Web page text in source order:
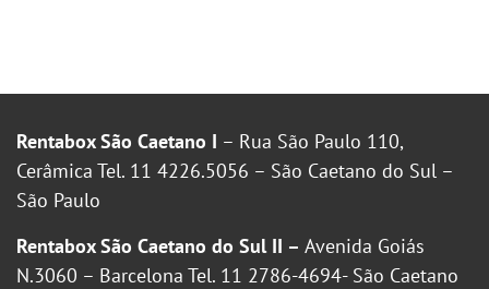
Rentabox São Caetano I – Rua São Paulo 110,
Cerâmica Tel. 11 4226.5056 – São Caetano do Sul –
São Paulo
Rentabox São Caetano do Sul II – Avenida Goiás
N.3060 – Barcelona Tel. 11 2786-4694- São Caetano